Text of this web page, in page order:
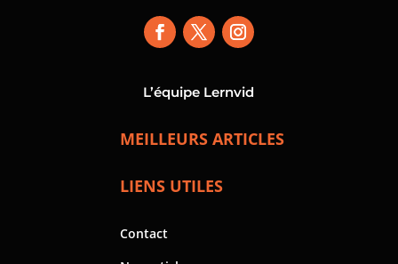
L’équipe Lernvid
MEILLEURS ARTICLES
LIENS UTILES
Contact